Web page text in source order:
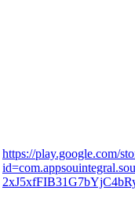
https://play.google.com/